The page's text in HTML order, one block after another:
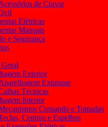
de Cravar
Elétricas
Manuais
e Segurança
Exterior
Extanque
Técnicas
Interior
Comando e Tomadas
Centros e Espelhos